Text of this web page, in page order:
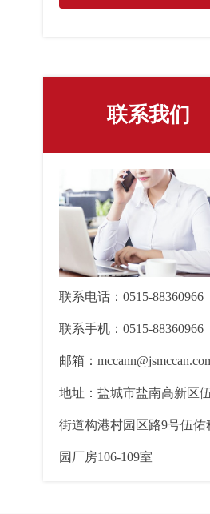
联系我们
联系电话：0515-88360966
联系手机：0515-88360966
邮箱：
地址：盐城市盐南高新区
街道构港村园区路9号伍佑
园厂房106-109室